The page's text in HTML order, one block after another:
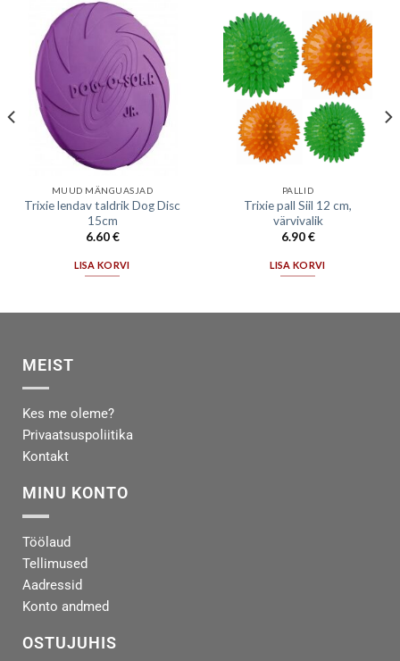
MUUD MÄNGUASJAD
Trixie lendav taldrik Dog Disc
15cm
6.60€
LISA KORVI
PALLID
Trixie pall Siil 12 cm,
värvivalik
6.90€
LISA KORVI
MEIST
Kes me oleme?
Privaatsuspoliitika
Kontakt
MINU KONTO
Töölaud
Tellimused
Aadressid
Konto andmed
OSTUJUHIS